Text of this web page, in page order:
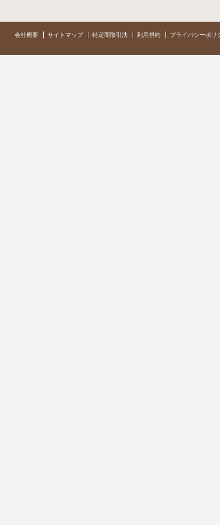
会社概要 サイトマップ 特定商取引法 利用規約 プライバシーポリ